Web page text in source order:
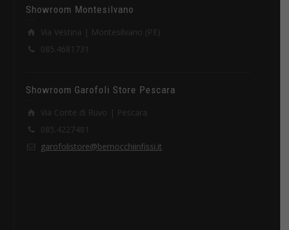
Showroom Montesilvano
Via Vestina | Montesilvano (PE)
085.4681731
Showroom Garofoli Store Pescara
Via Conte di Ruvo | Pescara
085.4227481
garofolistore@bernocchiinfissi.it